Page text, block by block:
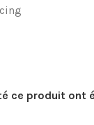
ce produit ont